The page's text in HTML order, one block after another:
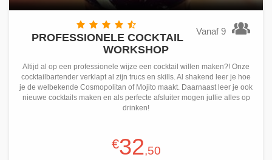
Vanaf 9
PROFESSIONELE COCKTAIL
WORKSHOP
Altijd al op een professionele wijze een cocktail willen maken?! Onze
cocktailbartender verklapt al zijn trucs en skills. Al shakend leer je hoe
je de welbekende Cosmopolitan of Mojito maakt. Daarnaast leer je ook
nieuwe cocktails maken en als perfecte afsluiter mogen jullie alles op
drinken!
€32,50